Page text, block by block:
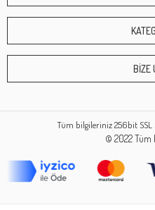
BİZE
Tüm bilgileriniz 256bit SSL
© 2022Tüm